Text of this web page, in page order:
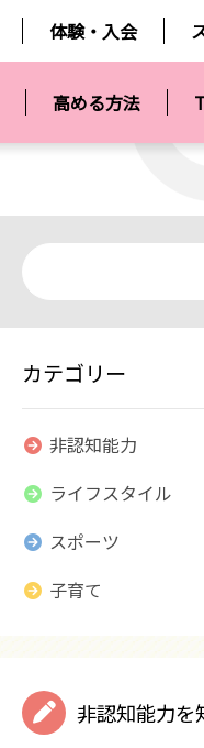
体験・入会
高める方法
カテゴリー
非認知能力
ライフスタイル
スポーツ
子育て
非認知能力を